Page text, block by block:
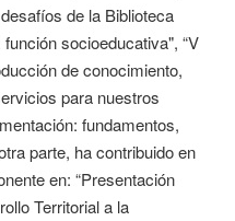
de la Biblioteca
socioeducativa", “V
de conocimiento,
para nuestros
fundamentos,
parte, ha contribuido en
en: “Presentación
Territorial a la